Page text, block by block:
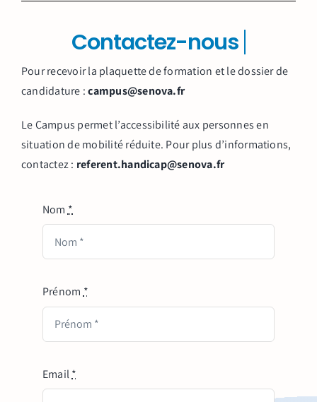
Pour recevoir la plaquette de formation et le dossier de
candidature :campus@senova.fr
Le Campus permet l’accessibilité aux personnes en
situation de mobilité réduite. Pour plus d’informations,
contactez : referent.handicap@senova.fr
Nom *
Prénom*
Email*